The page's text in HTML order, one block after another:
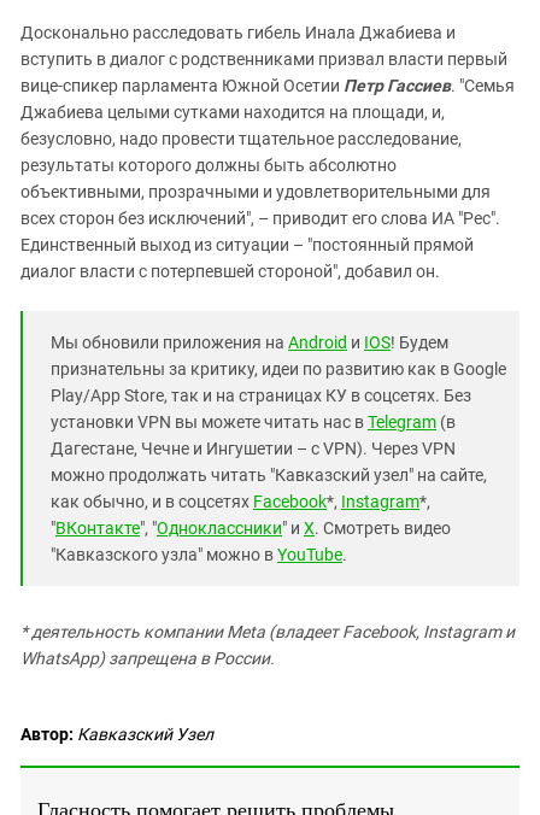
Досконально расследовать гибель Инала Джабиева и
вступить в диалог с родственниками призвал власти первый
вице-спикер парламента Южной Осетии Петр Гассиев. "Семья
Джабиева целыми сутками находится на площади, и,
безусловно, надо провести тщательное расследование,
результаты которого должны быть абсолютно
объективными, прозрачными и удовлетворительными для
всех сторон без исключений", – приводит его слова ИА "Рес".
Единственный выход из ситуации – "постоянный прямой
диалог власти с потерпевшей стороной", добавил он.
Мы обновили приложения на Android и IOS! Будем
признательны за критику, идеи по развитию как в Google
Play/App Store, так и на страницах КУ в соцсетях. Без
установки VPN вы можете читать нас вTelegram (в
Дагестане, Чечне и Ингушетии – с VPN). Через VPN
можно продолжать читать "Кавказский узел" на сайте,
как обычно, и в соцсетях Facebook*, Instagram*,
"ВКонтакте", "Одноклассники" и X. Смотреть видео
"Кавказского узла" можно вYouTube.
* деятельность компании Meta (владеет Facebook, Instagram и
WhatsApp) запрещена в России.
Автор: Кавказский Узел
Гласность помогает решить проблемы